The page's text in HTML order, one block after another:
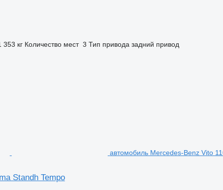
353 кг Количество мест 3 Тип привода задний привод
автомобиль Mercedes-Benz Vito
Standh Tempo